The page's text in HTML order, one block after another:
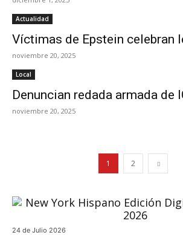
Actualidad
Víctimas de Epstein celebran
noviembre 20, 2025
Local
Denuncian redada armada de
noviembre 20, 2025
1 2
24 de Julio 2026